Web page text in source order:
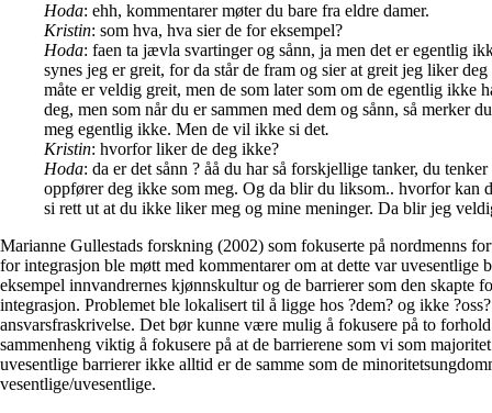
Hoda: ehh, kommentarer møter du bare fra eldre damer.
Kristin: som hva, hva sier de for eksempel?
Hoda: faen ta jævla svartinger og sånn, ja men det er egentlig
synes jeg er greit, for da står de fram og sier at greit jeg liker
måte er veldig greit, men de som later som om de egentlig ikke
deg, men som når du er sammen med dem og sånn, så merker
meg egentlig ikke. Men de vil ikke si det.
Kristin: hvorfor liker de deg ikke?
Hoda: da er det sånn ? åå du har så forskjellige tanker, du
oppfører deg ikke som meg. Og da blir du liksom.. hvorfor kan
si rett ut at du ikke liker meg og mine meninger. Da blir jeg
Marianne Gullestads forskning (2002) som fokuserte på nordmenns
for integrasjon ble møtt med kommentarer om at dette var uvesentlige
eksempel innvandrernes kjønnskultur og de barrierer som den skapte
integrasjon. Problemet ble lokalisert til å ligge hos ?dem? og ikke
ansvarsfraskrivelse. Det bør kunne være mulig å fokusere på to
sammenheng viktig å fokusere på at de barrierene som vi som
uvesentlige barrierer ikke alltid er de samme som de
vesentlige/uvesentlige.